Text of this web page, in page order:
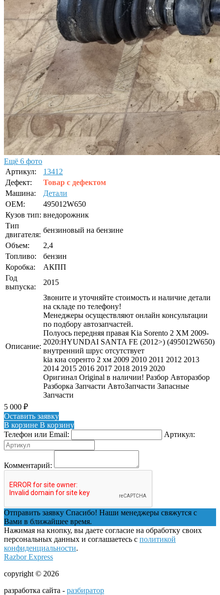
Ещё 6 фото
Артикул:
13412
Дефект:
Товар с дефектом
Машина:
Детали
OEM:
495012W650
Кузов тип: внедорожник
Тип
двигателя:
бензиновый на бензине
Объем:
2,4
Топливо:
бензин
Коробка:
АКПП
Год
выпуска:
2015
Описание:
Звоните и уточняйте стоимость и наличие детали
на складе по телефону!
Менеджеры осуществляют онлайн консультации
по подбору автозапчастей.
Полуось передняя правая Kia Sorento 2 XM 2009-
2020:HYUNDAI SANTA FE (2012>) (495012W650)
внутренний шрус отсутствует
kia киа соренто 2 хм 2009 2010 2011 2012 2013
2014 2015 2016 2017 2018 2019 2020
Оригинал Original в наличии! Разбор Авторазбор
Разборка Запчасти АвтоЗапчасти Запасные
Запчасти
5 000 ₽
Оставить заявку
В корзине В корзину
Телефон или Email:
Артикул:
Комментарий:
Отправить заявку Спасибо! Наши менеджеры свяжутся с
Вами в ближайшее время.
Нажимая на кнопку, вы даете согласие на обработку своих
персональных данных и соглашаетесь с политикой
конфиденциальности.
Razbor Express
copyright © 2026
разработка сайта - разбиратор